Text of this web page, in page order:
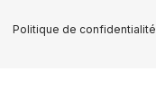
Politique de confidentialité